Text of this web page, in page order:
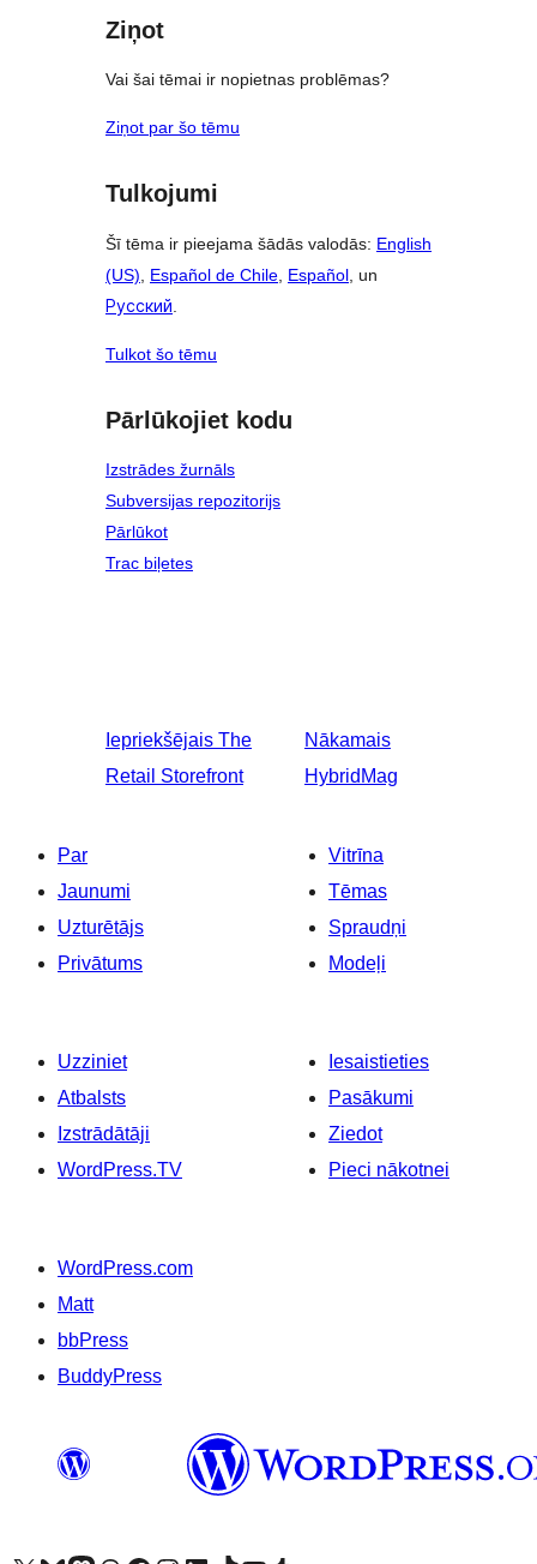
Ziņot
Vai šai tēmai ir nopietnas problēmas?
Ziņot par šo tēmu
Tulkojumi
Šī tēma ir pieejama šādās valodās: English
(US)
Español de Chile Español , un
Русский
Tulkot šo tēmu
Pārlūkojiet kodu
Izstrādes žurnāls
Subversijas repozitorijs
Pārlūkot
Trac biļetes
Iepriekšējais The
Retail Storefront
Nākamais
HybridMag
Par
Jaunumi
Uzturētājs
Privātums
Vitrīna
Tēmas
Spraudņi
Modeļi
Uzziniet
Atbalsts
Izstrādātāji
WordPress.TV
Iesaistieties
Pasākumi
Ziedot
Pieci nākotnei
WordPress.com
Matt
bbPress
BuddyPress